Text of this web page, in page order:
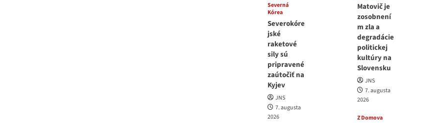
Severná
Kórea
Severokóre
jské
raketové
sily sú
pripravené
zaútočiť na
Kyjev
JNS
7. augusta
2026
Matovič je
zosobnení
m zla a
degradácie
politickej
kultúry na
Slovensku
JNS
7. augusta
2026
Z Domova